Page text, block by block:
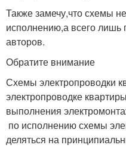
Также замечу,что схемы
исполнению,а всего лишь
авторов.
Обратите внимание
Схемы электропроводки
электропроводке
выполнения
по исполнению схемы
деляться на